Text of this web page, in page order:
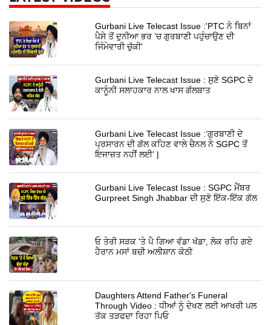
Gurbani Live Telecast Issue :'PTC ਨੇ ਬਿਨਾਂ
ਪੈਸੇ ਤੋਂ ਦੁਨੀਆ ਭਰ ’ਚ ਗੁਰਬਾਣੀ ਪਹੁੰਚਾਉਣ ਦੀ
ਜਿੰਮੇਵਾਰੀ ਚੁੱਕੀ’
Gurbani Live Telecast Issue : ਸੁਣੋ SGPC ਦੇ
ਕਾਨੂੰਨੀ ਸਲਾਹਕਾਰ ਨਾਲ ਖਾਸ ਗੱਲਬਾਤ
Gurbani Live Telecast Issue :‘ਗੁਰਬਾਣੀ ਦੇ
ਪ੍ਰਸਾਰਨ ਦੀ ਗੱਲ ਕਹਿਣ ਵਾਲੇ ਚੈਨਲ ਨੇ SGPC ਤੋਂ
ਇਜਾਜ਼ਤ ਨਹੀਂ ਲਈ’ |
Gurbani Live Telecast Issue : SGPC ਮੈਂਬਰ
Gurpreet Singh Jhabbar ਦੀ ਸੁਣੋ ਇੱਕ-ਇੱਕ ਗੱਲ
ਓ ਤੇਰੀ ਸੜਕ 'ਤੇ ਪੈ ਗਿਆ ਵੱਡਾ ਖੱਡਾ, ਲੋਕ ਰਹਿ ਗਏ
ਹੈਰਾਨ ਮਸਾਂ ਬਚੀ ਅਲੀਸ਼ਾਨ ਕੋਠੀ
Daughters Attend Father's Funeral
Through Video : ਧੀਆਂ ਨੂੰ ਦੇਖਣ ਲਈ ਆਖਰੀ ਪਲ
ਤੱਕ ਤੜਫਦਾ ਰਿਹਾ ਪਿਓ